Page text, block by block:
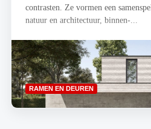
contrasten. Ze vormen een
natuur en architectuur, binnen-...
RAMEN EN DEUREN